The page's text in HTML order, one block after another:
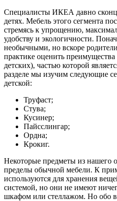
Специалисты ИКЕА давно
детях. Мебель этого сегмента
стремясь к упрощению,
удобству и экологичности.
необычными, но вскоре
практике оценить
детских), частью которой
разделе мы изучим следующие
детской:
Труфаст;
Стува;
Кусинер;
Пайсслингар;
Ордна;
Крокиг.
Некоторые предметы из нашего
пределы обычной мебели. К
используются для хранения
системой, но они не имеют
шкафом или стеллажом. Но обо